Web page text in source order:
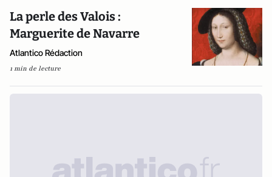
La perle des Valois :
Marguerite de Navarre
Atlantico Rédaction
1 min de lecture